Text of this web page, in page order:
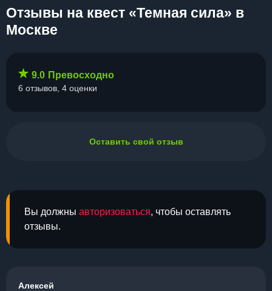
Отзывы на квест «Темная сила» в
Москве
Вы должны авторизоваться, чтобы оставлять
отзывы.
Алексей
9.0 Превосходно
6 отзывов, 4 оценки
Оставить свой отзыв